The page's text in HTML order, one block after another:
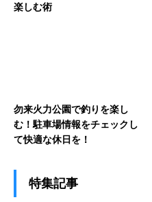
楽しむ術
勿来火力公園で釣りを楽し
む！駐車場情報をチェックし
て快適な休日を！
特集記事